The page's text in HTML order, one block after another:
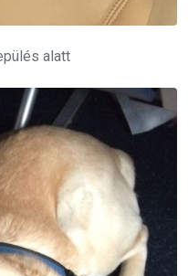
alatt